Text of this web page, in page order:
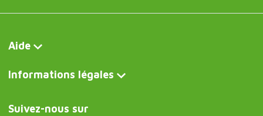
Aide
Informations légales
Suivez-nous sur